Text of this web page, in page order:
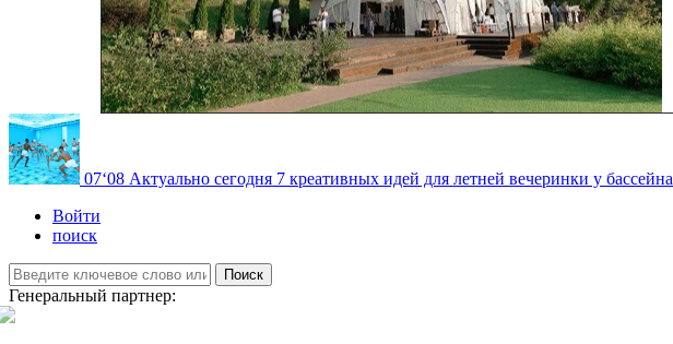
07‘08 Актуально сегодня 7 креативных идей для летней вечеринки у бассейна
Войти
поиск
Поиск
Генеральный партнер: